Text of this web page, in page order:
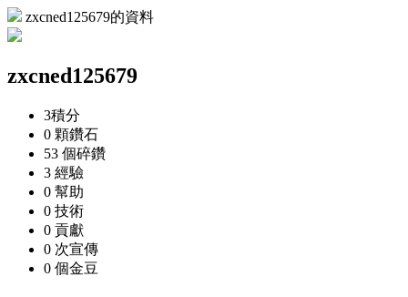
zxcned125679的資料
zxcned125679
3積分
0 顆鑽石
53 個碎鑽
3 經驗
0 幫助
0 技術
0 貢獻
0 次宣傳
0 個金豆